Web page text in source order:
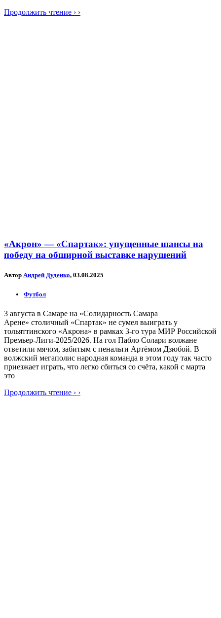
Продолжить чтение › ›
«Акрон» — «Спартак»: упущенные шансы на
победу на обширной выставке нарушений
Автор Андрей Дуденко, 03.08.2025
Футбол
3 августа в Самаре на «Солидарность Самара
Арене» столичный «Спартак» не сумел выиграть у
тольяттинского «Акрона» в рамках 3-го тура МИР Российской
Премьер-Лиги-2025/2026. На гол Пабло Солари волжане
ответили мячом, забитым с пенальти Артёмом Дзюбой. В
волжский мегаполис народная команда в этом году так часто
приезжает играть, что легко сбиться со счёта, какой с марта
это
Продолжить чтение › ›